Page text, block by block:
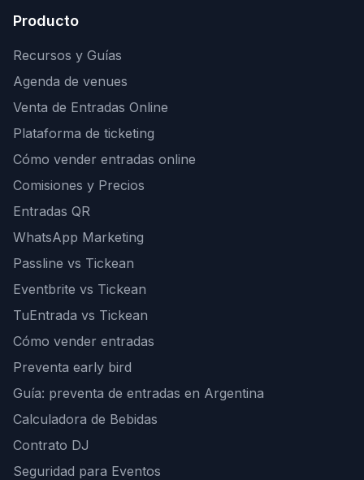
Producto
Recursos y Guías
Agenda de venues
Venta de Entradas Online
Plataforma de ticketing
Cómo vender entradas online
Comisiones y Precios
Entradas QR
WhatsApp Marketing
Passline vs Tickean
Eventbrite vs Tickean
TuEntrada vs Tickean
Cómo vender entradas
Preventa early bird
Guía: preventa de entradas en Argentina
Calculadora de Bebidas
Contrato DJ
Seguridad para Eventos